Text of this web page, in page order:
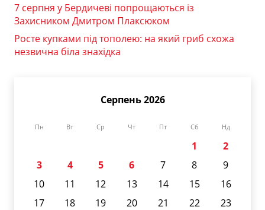
7 серпня у Бердичеві попрощаються із
Захисником Дмитром Плаксюком
Росте купками під тополею: на який гриб схожа
незвична біла знахідка
Серпень 2026
Пн Вт Ср Чт Пт Сб Нд
1
2
3
4 5 6 7 8
9
10
11 12 13 14 15
16
17
18 19 20 21 22
23